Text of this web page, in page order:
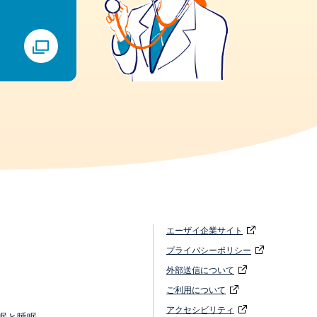
エーザイ企業サイト
プライバシーポリシー
外部送信について
ご利用について
アクセシビリティ